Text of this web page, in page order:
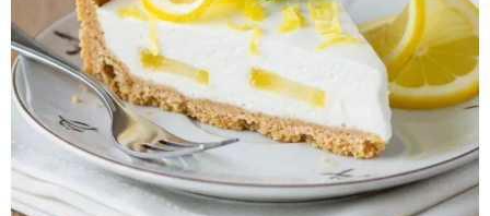
CRUJIENTE